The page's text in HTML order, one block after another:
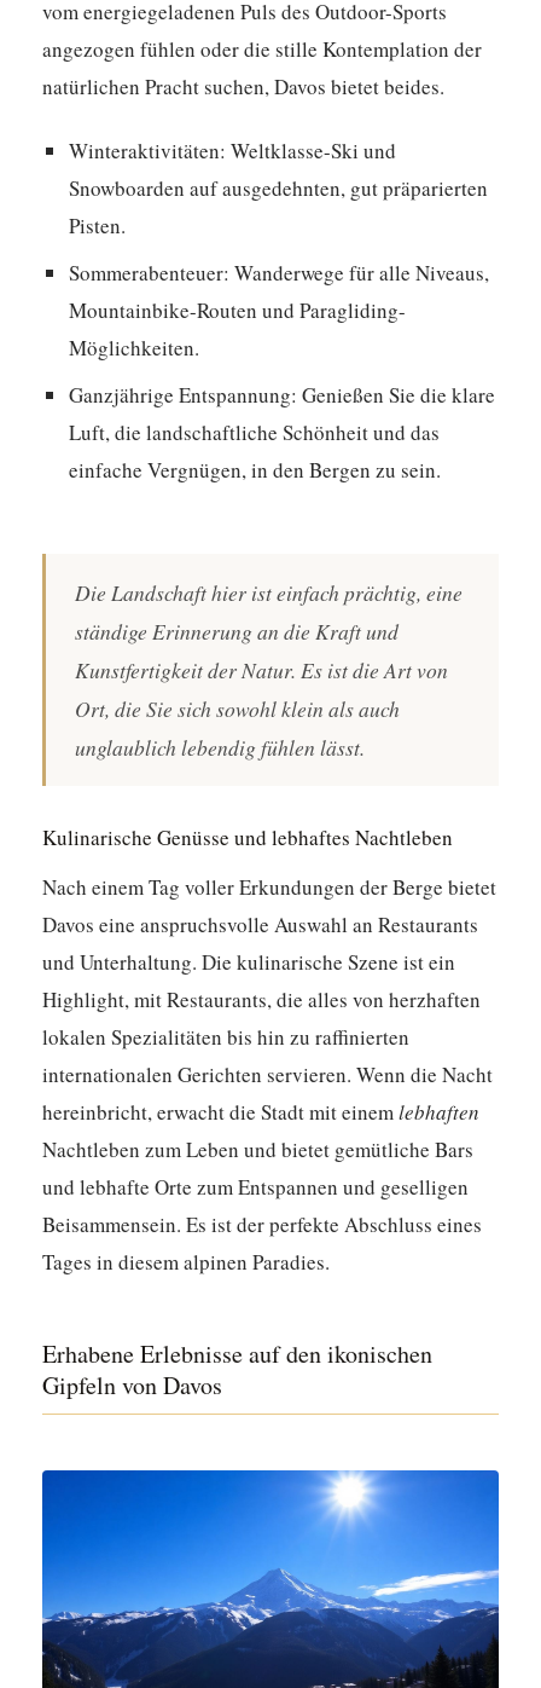
vom energiegeladenen Puls des Outdoor-Sports
angezogen fühlen oder die stille Kontemplation der
natürlichen Pracht suchen, Davos bietet beides.
Winteraktivitäten: Weltklasse-Ski und
Snowboarden auf ausgedehnten, gut präparierten
Pisten.
Sommerabenteuer: Wanderwege für alle Niveaus,
Mountainbike-Routen und Paragliding-
Möglichkeiten.
Ganzjährige Entspannung: Genießen Sie die klare
Luft, die landschaftliche Schönheit und das
einfache Vergnügen, in den Bergen zu sein.
Die Landschaft hier ist einfach prächtig, eine
ständige Erinnerung an die Kraft und
Kunstfertigkeit der Natur. Es ist die Art von
Ort, die Sie sich sowohl klein als auch
unglaublich lebendig fühlen lässt.
Kulinarische Genüsse und lebhaftes Nachtleben
Nach einem Tag voller Erkundungen der Berge bietet
Davos eine anspruchsvolle Auswahl an Restaurants
und Unterhaltung. Die kulinarische Szene ist ein
Highlight, mit Restaurants, die alles von herzhaften
lokalen Spezialitäten bis hin zu raffinierten
internationalen Gerichten servieren. Wenn die Nacht
hereinbricht, erwacht die Stadt mit einemlebhaften
Nachtleben zum Leben und bietet gemütliche Bars
und lebhafte Orte zum Entspannen und geselligen
Beisammensein. Es ist der perfekte Abschluss eines
Tages in diesem alpinen Paradies.
Erhabene Erlebnisse auf den ikonischen
Gipfeln von Davos